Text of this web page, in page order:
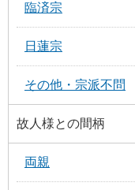
臨済宗
日蓮宗
その他・宗派不問
故人様との間柄
両親